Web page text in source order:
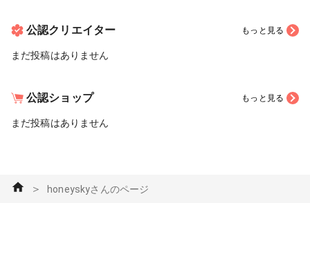
公認クリエイター もっと見る
まだ投稿はありません
公認ショップ もっと見る
まだ投稿はありません
＞ honeyskyさんのページ